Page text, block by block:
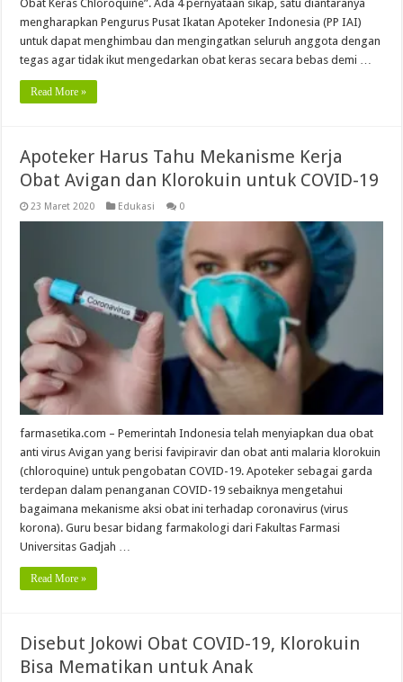
Obat Keras Chloroquine”. Ada 4 pernyataan sikap, satu diantaranya
mengharapkan Pengurus Pusat Ikatan Apoteker Indonesia (PP IAI)
untuk dapat menghimbau dan mengingatkan seluruh anggota dengan
tegas agar tidak ikut mengedarkan obat keras secara bebas demi …
Read More »
Apoteker Harus Tahu Mekanisme Kerja
Obat Avigan dan Klorokuin untuk COVID-19
23 Maret 2020 Edukasi 0
farmasetika.com – Pemerintah Indonesia telah menyiapkan dua obat
anti virus Avigan yang berisi favipiravir dan obat anti malaria klorokuin
(chloroquine) untuk pengobatan COVID-19. Apoteker sebagai garda
terdepan dalam penanganan COVID-19 sebaiknya mengetahui
bagaimana mekanisme aksi obat ini terhadap coronavirus (virus
korona). Guru besar bidang farmakologi dari Fakultas Farmasi
Universitas Gadjah …
Read More »
Disebut Jokowi Obat COVID-19, Klorokuin
Bisa Mematikan untuk Anak